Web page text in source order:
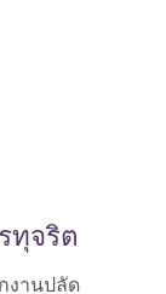
ทุจริต
งานปลัด